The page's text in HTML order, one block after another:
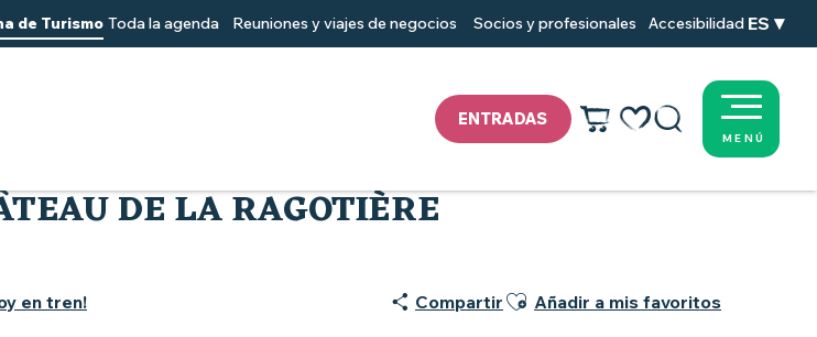
ENTRADAS
Voir les favoris
Buscar
de Turismo Toda la agenda Reuniones y viajes de negocios Socios y profesionales Accesibilidad ES
MENÚ
DE LA RAGOTIÈRE
en tren! Compartir Ajouter aux favoris
Añadir a mis favoritos